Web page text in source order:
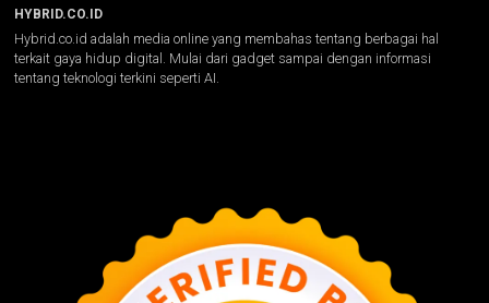
HYBRID.CO.ID
Hybrid.co.id adalah media online yang membahas tentang berbagai hal
terkait gaya hidup digital. Mulai dari gadget sampai dengan informasi
tentang teknologi terkini seperti AI.